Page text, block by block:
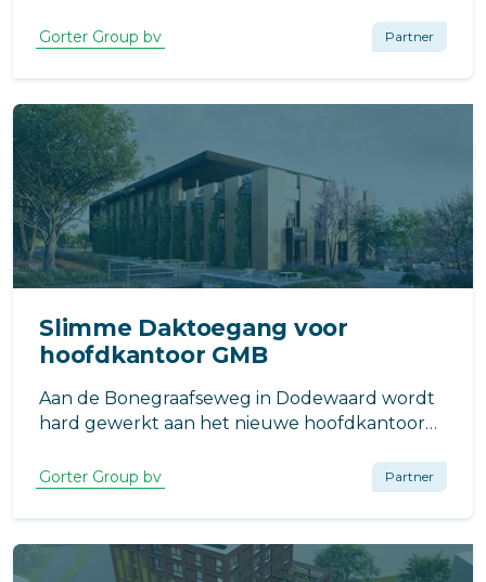
daktoegangsoplossing geleverd.
Gorter Group bv Partner
Slimme Daktoegang voor
hoofdkantoor GMB
Aan de Bonegraafseweg in Dodewaard wordt
hard gewerkt aan het nieuwe hoofdkantoor
Arcom BV en gerealiseerd in opdracht van
duurzaam en toekomstbestendig bouwen.
Gorter Group bv Partner